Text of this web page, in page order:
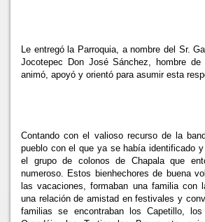
Le entregó la Parroquia, a nombre del Sr.
Jocotepec Don José Sánchez, hombre de
animó, apoyó y orientó para asumir esta
Contando con el valioso recurso de la
pueblo con el que ya se había identificado
el grupo de colonos de Chapala que
numeroso. Estos bienhechores de buena
las vacaciones, formaban una familia con
una relación de amistad en festivales y
familias se encontraban los Capetillo,